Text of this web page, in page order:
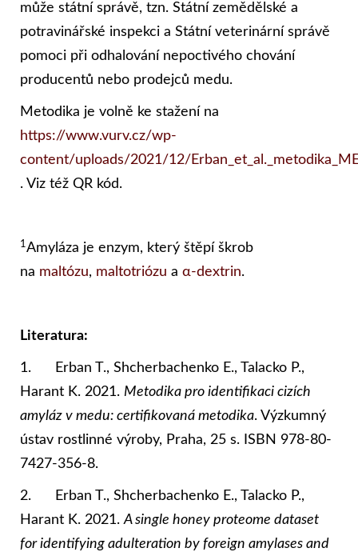
může státní správě, tzn. Státní zemědělské a
potravinářské inspekci a Státní veterinární správě
pomoci při odhalování nepoctivého chování
producentů nebo prodejců medu.
Metodika je volně ke stažení na
https://www.vurv.cz/wp-
content/uploads/2021/12/
. Viz též QR kód.
1 Amyláza je enzym, který štěpí škrob
na maltózu, maltotriózu a α-dextrin.
Literatura:
1. Erban T., Shcherbachenko E., Talacko P.,
Harant K. 2021. Metodika pro identifikaci cizích
amyláz v medu: certifikovaná metodika. Výzkumný
ústav rostlinné výroby, Praha, 25 s. ISBN 978-80-
7427-356-8.
2. Erban T., Shcherbachenko E., Talacko P.,
Harant K. 2021.A single honey proteome dataset
for identifying adulteration by foreign amylases and